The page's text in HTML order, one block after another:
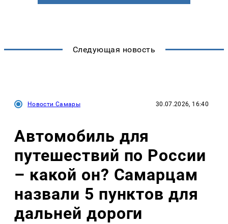
Следующая новость
Новости Самары 30.07.2026, 16:40
Автомобиль для
путешествий по России
– какой он? Самарцам
назвали 5 пунктов для
дальней дороги